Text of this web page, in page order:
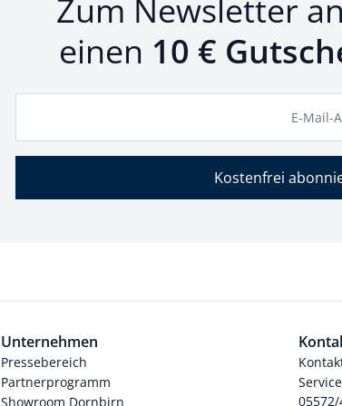
Zum Newsletter
einen 10 €
E-Mail-
Kostenfrei
Unternehmen
Pressebereich
Partnerprogramm
Showroom Dornbirn